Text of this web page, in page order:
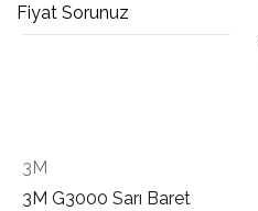
Fiyat Sorunuz
3M
3M G3000 Sarı Baret